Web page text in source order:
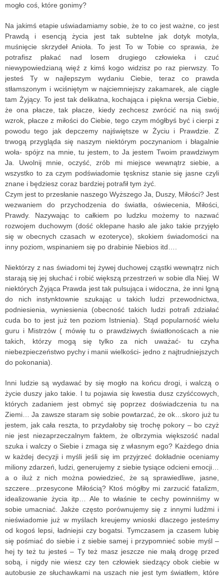
mogło coś, które gonimy?
Na jakimś etapie uświadamiamy sobie, że to co jest ważne, co jest
Prawdą i esencją życia jest tak subtelne jak dotyk motyla,
muśnięcie skrzydeł Anioła. To jest To w Tobie co sprawia, że
potrafisz płakać nad losem drugiego człowieka i czuć
niewypowiedzianą więź z kimś kogo widzisz po raz pierwszy. To
jesteś Ty w najlepszym wydaniu Ciebie, teraz co prawda
stłamszonym i wciśniętym w najciemniejszy zakamarek, ale ciągle
tam Żyjący. To jest tak delikatna, kochająca i piękna wersja Ciebie,
że ona płacze, tak płacze, kiedy zechcesz zwrócić na nią swój
wzrok, płacze z miłości do Ciebie, tego czym mógłbyś być i cierpi z
powodu tego jak depczemy najświętsze w Życiu i Prawdzie. Z
trwogą przygląda się naszym niektórym poczynaniom i błagalnie
woła- spójrz na mnie, tu jestem, to Ja jestem Twoim prawdziwym
Ja. Uwolnij mnie, oczyść, zrób mi miejsce wewnątrz siebie, a
wszystko to za czym podświadomie tęsknisz stanie się jasne czyli
znane i będziesz coraz bardziej potrafił tym żyć.
Czym jest to przesłanie naszego Wyższego Ja, Duszy, Miłości? Jest
wezwaniem do przychodzenia do światła, oświecenia, Miłości,
Prawdy. Nazywając to całkiem po ludzku możemy to nazwać
rozwojem duchowym (dość oklepane hasło ale jako takie przyjęło
się w obecnych czasach w ezoteryce), skokiem świadomości na
inny poziom, wspinaniem się po drabinie Niebios itd….
Niektórzy z nas świadomi tej żywej duchowej cząstki wewnątrz nich
starają się jej słuchać i robić większą przestrzeń w sobie dla Niej. W
niektórych Żyjąca Prawda jest tak pulsująca i widoczna, że inni lgną
do nich instynktownie szukając u takich ludzi przewodnictwa,
podniesienia, wyniesienia (obecność takich ludzi potrafi zdziałać
cuda bo to jest już ten poziom Istnienia). Stąd popularność wielu
guru i Mistrzów ( mówię tu o prawdziwych światłonoścach a nie
takich, którzy mogą się tylko za nich uważać- tu czyha
niebezpieczeństwo pychy i manii wielkości- jedno z najtrudniejszych
do pokonania).
Inni ludzie są wydawać by się mogło na końcu drogi, i walczą o
życie duszy jako takie. I tu pojawia się kwestia dusz czyśćcowych,
których zadaniem jest obmyć się poprzez doświadczenia tu na
Ziemi… Ja zawsze staram się sobie powtarzać, że ok…skoro już tu
jestem, jak cała reszta, to przydałoby się trochę pokory – bo czyż
nie jest niezaprzeczalnym faktem, że olbrzymia większość nadal
szuka i walczy o Siebie i zmaga się z własnym ego? Każdego dnia
w każdej decyzji i myśli jeśli się im przyjrzeć dokładnie oceniamy
miliony zdarzeń, ludzi, generujemy z siebie tysiące odcieni emocji…
a o iluż z nich można powiedzieć, że są sprawiedliwe, jasne,
szczere…przesycone Miłością? Ktoś mógłby mi zarzucić fatalizm,
idealizowanie życia itp… Ale to właśnie te cechy powinniśmy w
sobie umacniać. Jakże często porównujemy się z innymi ludźmi i
nieświadomie już w myślach kreujemy wnioski dlaczego jesteśmy
od kogoś lepsi, ładniejsi czy bogatsi. Tymczasem ja czasem lubię
się pośmiać do siebie i z siebie samej i przypomnieć sobie myśl –
hej ty też tu jesteś – Ty też masz jeszcze nie małą drogę przed
sobą, i nigdy nie wiesz czy ten człowiek siedzący obok ciebie w
autobusie ze słuchawkami na uszach nie jest tym światłem, które